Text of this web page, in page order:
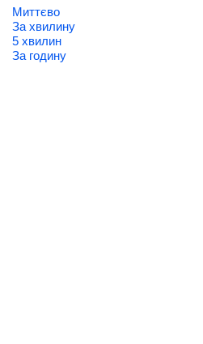
Миттєво
За хвилину
5 хвилин
За годину